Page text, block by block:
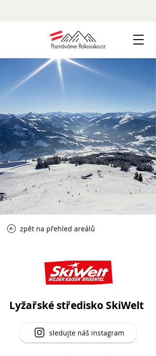
zpět na přehled areálů
Lyžařské středisko SkiWelt
sledujte náš instagram